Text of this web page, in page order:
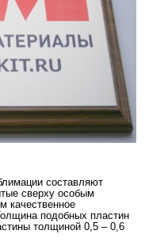
составляют
сверху особым
качественное
подобных пластин
толщиной 0,5 – 0,6